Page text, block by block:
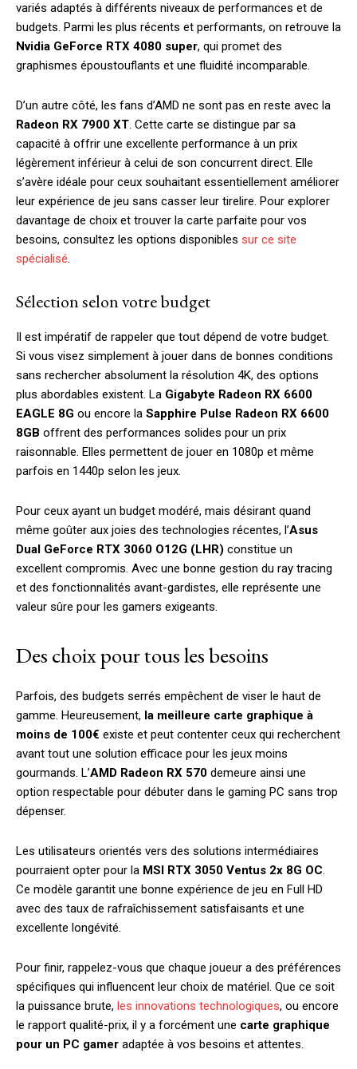
variés adaptés à différents niveaux de performances et de
budgets. Parmi les plus récents et performants, on retrouve la
Nvidia GeForce RTX 4080 super, qui promet des
graphismes époustouflants et une fluidité incomparable.
D’un autre côté, les fans d’AMD ne sont pas en reste avec la
Radeon RX 7900 XT. Cette carte se distingue par sa
capacité à offrir une excellente performance à un prix
légèrement inférieur à celui de son concurrent direct. Elle
s’avère idéale pour ceux souhaitant essentiellement améliorer
leur expérience de jeu sans casser leur tirelire. Pour explorer
davantage de choix et trouver la carte parfaite pour vos
besoins, consultez les options disponibles sur ce site
spécialisé.
Sélection selon votre budget
Il est impératif de rappeler que tout dépend de votre budget.
Si vous visez simplement à jouer dans de bonnes conditions
sans rechercher absolument la résolution 4K, des options
plus abordables existent. La Gigabyte Radeon RX 6600
EAGLE 8G ou encore la Sapphire Pulse Radeon RX 6600
8GB offrent des performances solides pour un prix
raisonnable. Elles permettent de jouer en 1080p et même
parfois en 1440p selon les jeux.
Pour ceux ayant un budget modéré, mais désirant quand
même goûter aux joies des technologies récentes, l’Asus
Dual GeForce RTX 3060 O12G (LHR) constitue un
excellent compromis. Avec une bonne gestion du ray tracing
et des fonctionnalités avant-gardistes, elle représente une
valeur sûre pour les gamers exigeants.
Des choix pour tous les besoins
Parfois, des budgets serrés empêchent de viser le haut de
gamme. Heureusement, la meilleure carte graphique à
moins de 100€ existe et peut contenter ceux qui recherchent
avant tout une solution efficace pour les jeux moins
gourmands. L’AMD Radeon RX 570 demeure ainsi une
option respectable pour débuter dans le gaming PC sans trop
dépenser.
Les utilisateurs orientés vers des solutions intermédiaires
pourraient opter pour la MSI RTX 3050 Ventus 2x 8G OC.
Ce modèle garantit une bonne expérience de jeu en Full HD
avec des taux de rafraîchissement satisfaisants et une
excellente longévité.
Pour finir, rappelez-vous que chaque joueur a des préférences
spécifiques qui influencent leur choix de matériel. Que ce soit
la puissance brute, les innovations technologiques, ou encore
le rapport qualité-prix, il y a forcément une carte graphique
pour un PC gamer adaptée à vos besoins et attentes.